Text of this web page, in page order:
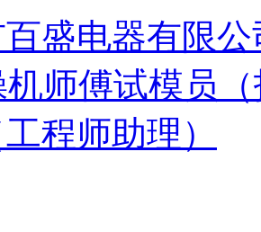
盛电器有限公
机师傅试模员
程师助理）